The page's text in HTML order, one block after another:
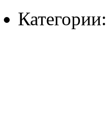
Категории: